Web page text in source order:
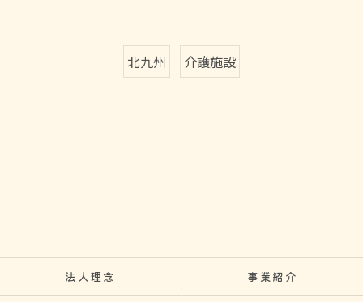
北九州 介護施設
法人理念 事業紹介